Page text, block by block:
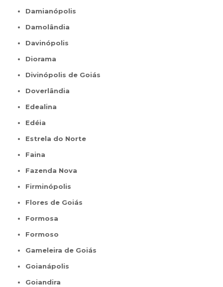
Damianópolis
Damolândia
Davinópolis
Diorama
Divinópolis de Goiás
Doverlândia
Edealina
Edéia
Estrela do Norte
Faina
Fazenda Nova
Firminópolis
Flores de Goiás
Formosa
Formoso
Gameleira de Goiás
Goianápolis
Goiandira